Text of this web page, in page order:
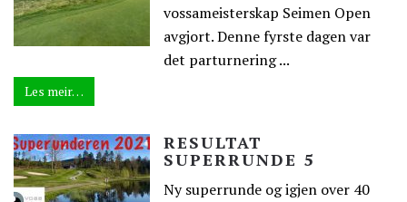
vossameisterskap Seimen Open
avgjort. Denne fyrste dagen var
det parturnering ...
Les meir…
RESULTAT
SUPERRUNDE 5
Ny superrunde og igjen over 40